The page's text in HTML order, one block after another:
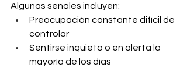
Algunas señales incluyen:
Preocupación constante difícil de
controlar
Sentirse inquieto o en alerta la
mayoría de los días